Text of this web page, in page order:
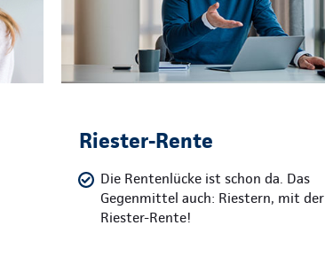
Riester-Rente
Die Rentenlücke ist schon da. Das
Gegenmittel auch: Riestern, mit der
Riester-Rente!